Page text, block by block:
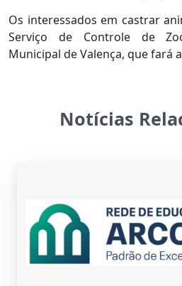
Os interessados em castrar
Serviço de Controle de
Municipal de Valença, que fará
Notícias